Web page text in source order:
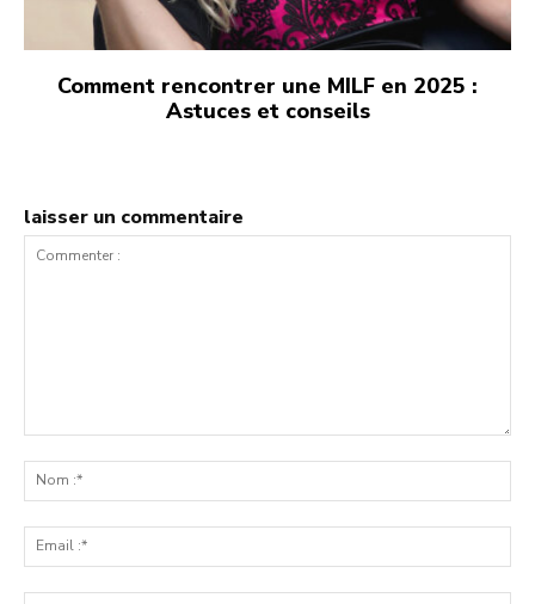
Comment rencontrer une MILF en 2025 :
Astuces et conseils
laisser un commentaire
:*
:*